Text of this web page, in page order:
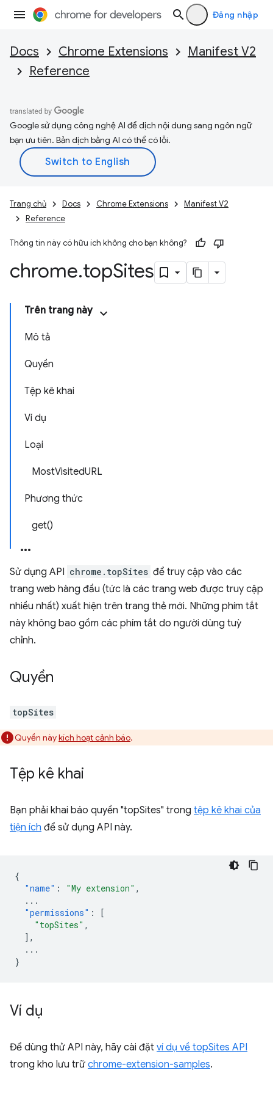
Đăng nhập
Docs Chrome Extensions
Manifest V2
Reference
Google sử dụng công nghệ AI để dịch nội dung sang ngôn ngữ
bạn ưu tiên. Bản dịch bằng AI có thể có lỗi.
Trang chủ Docs Chrome Extensions
Manifest V2
Reference
Thông tin này có hữu ích không cho bạn không?
chrome.topSites
Trên trang này
Mô tả
Quyền
Tệp kê khai
Ví dụ
Loại
MostVisitedURL
Phương thức
get()
Sử dụng API chrome.topSites để truy cập vào các
trang web hàng đầu (tức là các trang web được truy cập
nhiều nhất) xuất hiện trên trang thẻ mới. Những phím tắt
này không bao gồm các phím tắt do người dùng tuỳ
chỉnh.
Quyền
topSites
Quyền nàykích hoạt cảnh báo.
Tệp kê khai
Bạn phải khai báo quyền "topSites" trong tệp kê khai của
tiện ích để sử dụng API này.
{
"name" : "My extension" ,
...
"permissions" :
[
"topSites" ,
],
...
}
Ví dụ
Để dùng thử API này, hãy cài đặt ví dụ về topSites API
trong kho lưu trữ chrome-extension-samples.